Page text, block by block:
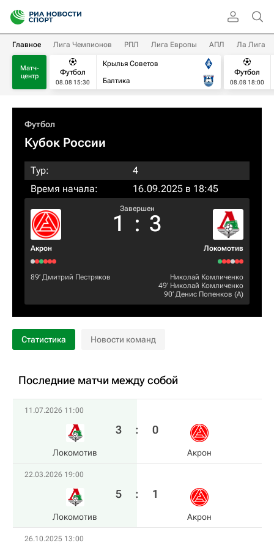
Главное Лига Чемпионов РПЛ Лига Европы АПЛ Ла Лига
Матч-
центр
Футбол
08.08 15:30
Крылья Советов
Балтика
Футбол
08.08 18:00
Футбол
Кубок России
Тур:
4
Время начала:
16.09.2025 в 18:45
Акрон
Завершен
1 : 3
Локомотив
89‎’‎ Дмитрий Пестряков
Николай Комличенко
49‎’‎ Николай Комличенко
90‎’‎ Денис Попенков (А)
Статистика Новости команд
Последние матчи между собой
11.07.2026 11:00
Локомотив
3 : 0
Акрон
22.03.2026 19:00
Локомотив
5 : 1
Акрон
26.10.2025 13:00